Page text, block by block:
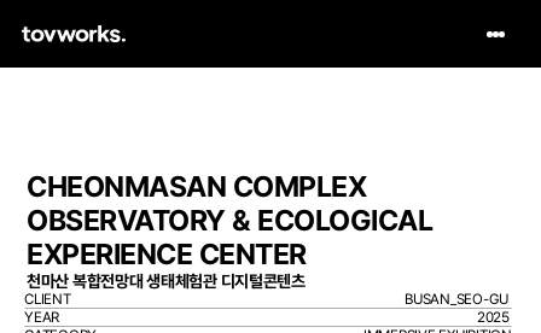
CHEONMASAN COMPLEX
OBSERVATORY & ECOLOGICAL
EXPERIENCE CENTER
천마산 복합전망대 생태체험관 디지털콘텐츠
CLIENT
BUSAN_SEO-GU
YEAR
2025